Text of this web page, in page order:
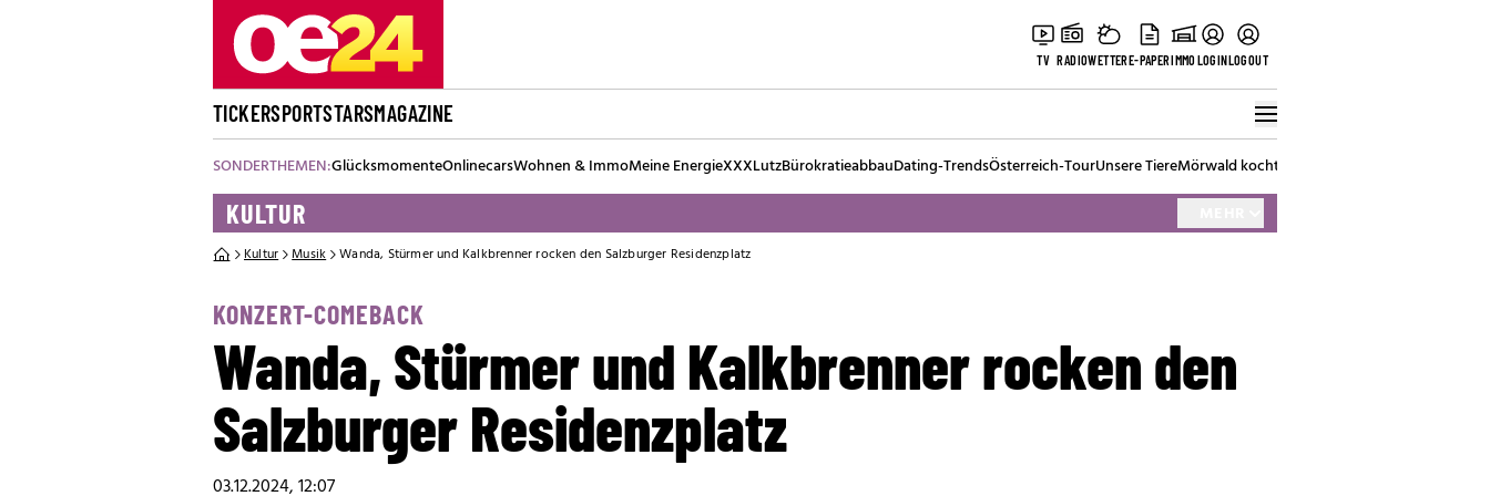
TV RADIOWETTERE-PAPERIMMOLOGINLOGOUT
TICKERSPORTSTARSMAGAZINE
SONDERTHEMEN:GlücksmomenteOnlinecarsWohnen & ImmoMeine EnergieXXXLutzBürokratieabbauDating-TrendsÖsterreich-TourUnsere TiereMörwald kocht
KULTUR
Kultur Musik Wanda, Stürmer und Kalkbrenner rocken den Salzburger Residenzplatz
KONZERT-COMEBACK
Wanda, Stürmer und Kalkbrenner rocken den
Salzburger Residenzplatz
03.12.2024, 12:07